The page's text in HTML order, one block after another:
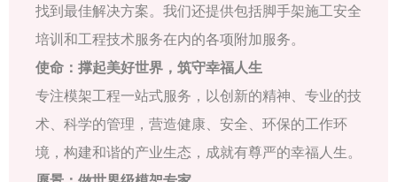
找到最佳解决方案。我们还提供包括脚手架施工安全
培训和工程技术服务在内的各项附加服务。
使命：撑起美好世界，筑守幸福人生
专注模架工程一站式服务，以创新的精神、专业的技
术、科学的管理，营造健康、安全、环保的工作环
境，构建和谐的产业生态，成就有尊严的幸福人生。